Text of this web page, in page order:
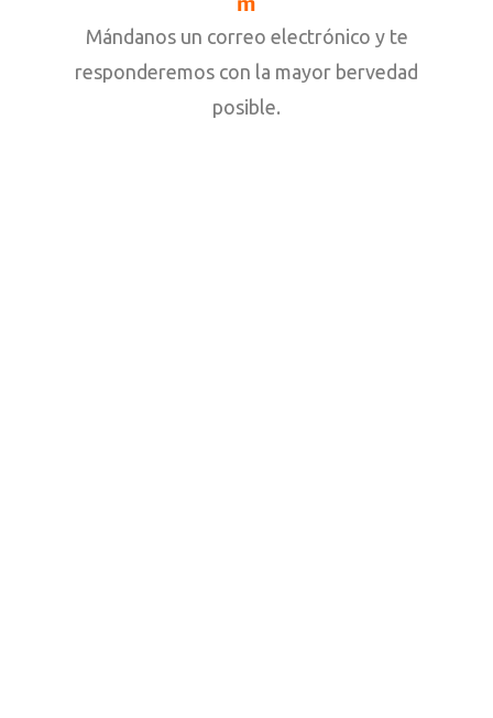
Mándanos un correo electrónico y te
responderemos con la mayor bervedad
posible.